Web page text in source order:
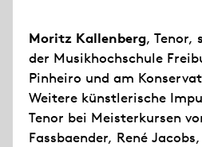
Moritz Kallenberg, Tenor,
der Musikhochschule
Pinheiro und am
Weitere künstlerische
Tenor bei Meisterkursen
Fassbaender, René